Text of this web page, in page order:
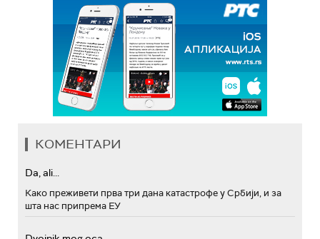
КОМЕНТАРИ
Da, ali...
Како преживети прва три дана катастрофе у Србији, и за
шта нас припрема ЕУ